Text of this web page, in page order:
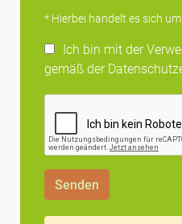
* Hierbei handelt es sich
Ich bin mit der
gemäß der